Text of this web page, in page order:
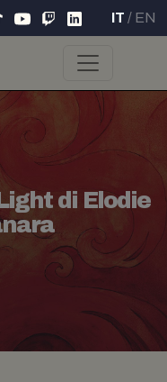
IT / EN
di Elodie